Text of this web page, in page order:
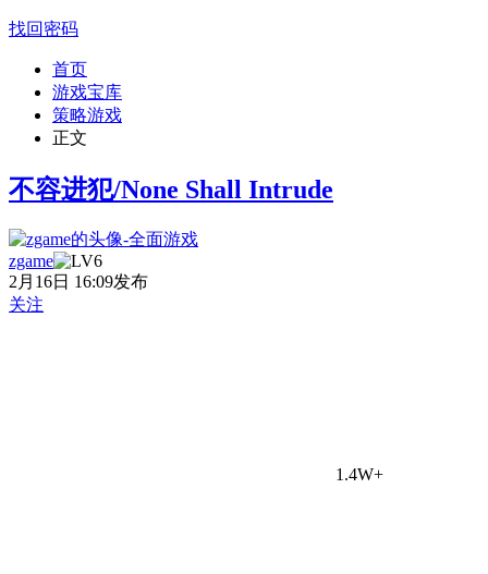
找回密码
首页
游戏宝库
策略游戏
正文
不容进犯/None Shall Intrude
zgame
2月16日 16:09发布
关注
1.4W+